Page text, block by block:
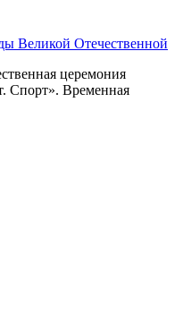
Великой Отечественной
церемония
Спорт». Временная